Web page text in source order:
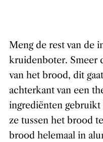
Meng de rest van de
kruidenboter. Smeer
van het brood, dit
achterkant van een
ingrediënten
ze tussen het brood
brood helemaal in